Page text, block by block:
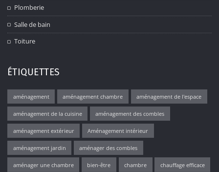
Plomberie
Salle de bain
Toiture
ÉTIQUETTES
aménagement aménagement chambre aménagement de l'espace
aménagement de la cuisine aménagement des combles
aménagement extérieur Aménagement intérieur
aménagement jardin aménager des combles
aménager une chambre bien-être chambre chauffage efficace